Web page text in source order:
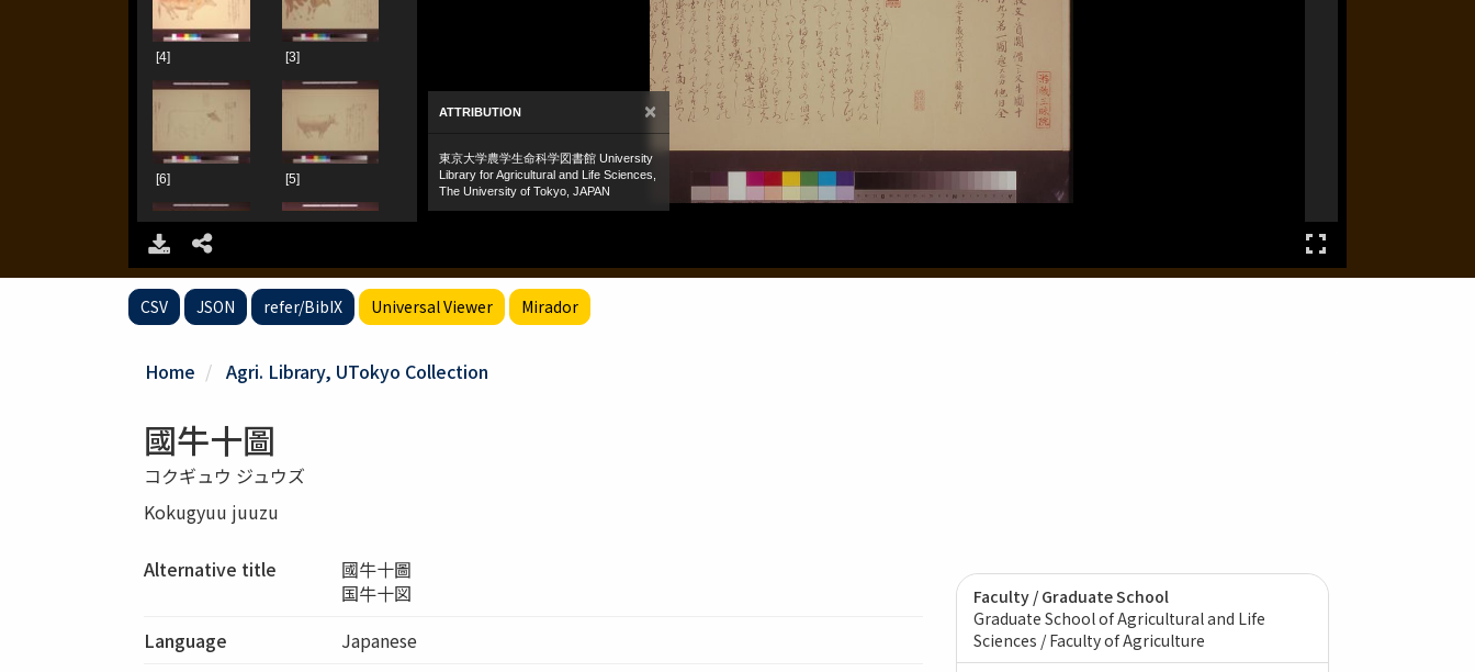
CSV JSON refer/BibIX Universal Viewer Mirador
Home Agri. Library, UTokyo Collection
國牛十圖
コクギュウ ジュウズ
Kokugyuu juuzu
Alternative title
國牛十圖
国牛十図
Language
Japanese
Faculty / Graduate School
Graduate School of Agricultural and Life
Sciences / Faculty of Agriculture